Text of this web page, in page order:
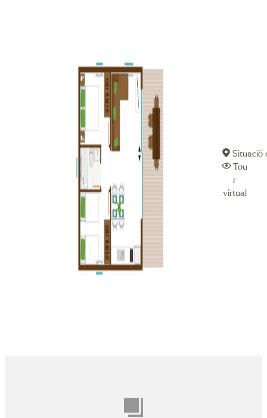
Situació
Tou
r
virtual